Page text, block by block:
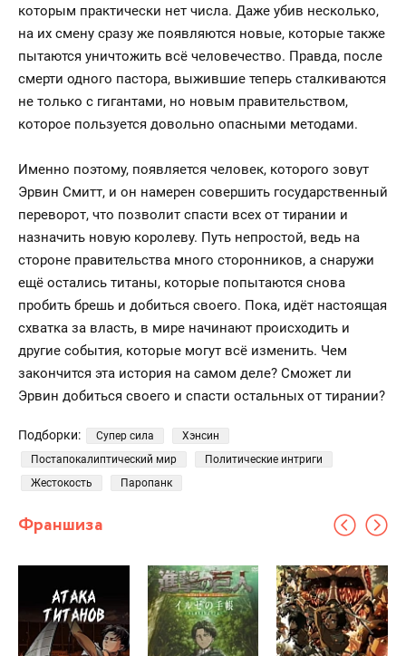
которым практически нет числа. Даже убив несколько,
на их смену сразу же появляются новые, которые также
пытаются уничтожить всё человечество. Правда, после
смерти одного пастора, выжившие теперь сталкиваются
не только с гигантами, но новым правительством,
которое пользуется довольно опасными методами.
Именно поэтому, появляется человек, которого зовут
Эрвин Смитт, и он намерен совершить государственный
переворот, что позволит спасти всех от тирании и
назначить новую королеву. Путь непростой, ведь на
стороне правительства много сторонников, а снаружи
ещё остались титаны, которые попытаются снова
пробить брешь и добиться своего. Пока, идёт настоящая
схватка за власть, в мире начинают происходить и
другие события, которые могут всё изменить. Чем
закончится эта история на самом деле? Сможет ли
Эрвин добиться своего и спасти остальных от тирании?
Подборки: Супер сила
Хэнсин
Постапокалиптический мир
Политические интриги
Жестокость
Паропанк
Франшиза